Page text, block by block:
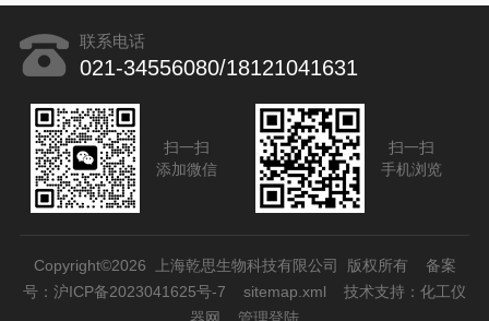
联系电话
021-34556080/18121041631
扫一扫
添加微信
扫一扫
手机浏览
Copyright©2026 上海乾思生物科技有限公司 版权所有 备案
号：沪ICP备2023041625号-7
sitemap.xml 技术支持： 化工仪